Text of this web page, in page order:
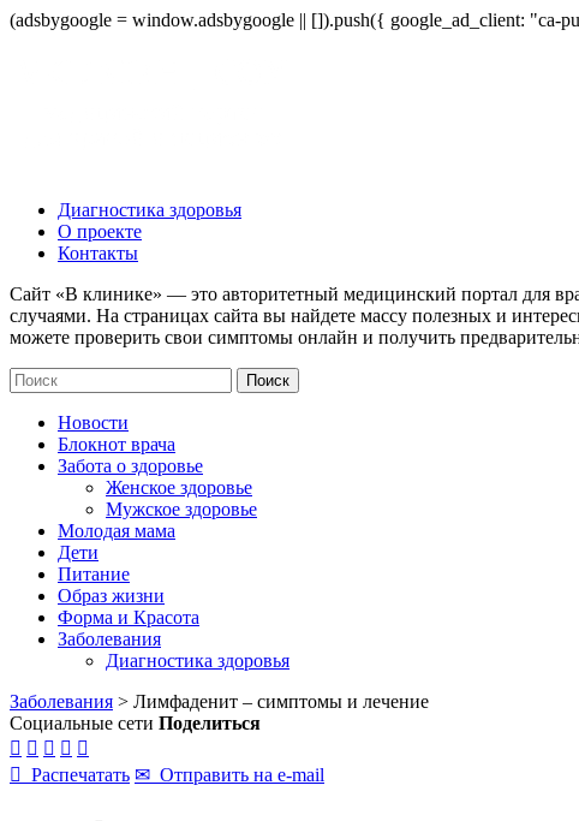
(adsbygoogle = window.adsbygoogle || []).push({ google_ad_client: "ca-
Диагностика здоровья
О проекте
Контакты
Сайт «В клинике» — это авторитетный медицинский портал для
случаями. На страницах сайта вы найдете массу полезных и
можете проверить свои симптомы онлайн и получить
Новости
Блокнот врача
Забота о здоровье
Женское здоровье
Мужское здоровье
Молодая мама
Дети
Питание
Образ жизни
Форма и Красота
Заболевания
Диагностика здоровья
Заболевания > Лимфаденит – симптомы и лечение
Социальные сети Поделиться
    
 Распечатать ✉ Отправить на e-mail